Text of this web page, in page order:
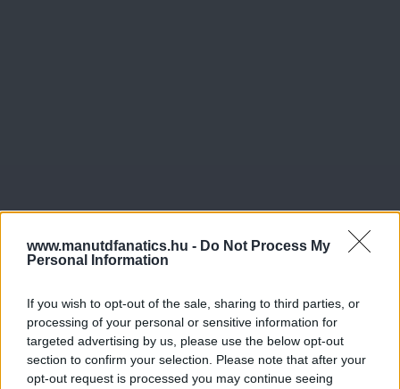
www.manutdfanatics.hu - Do Not Process My
Personal Information
If you wish to opt-out of the sale, sharing to third parties, or
processing of your personal or sensitive information for
targeted advertising by us, please use the below opt-out
section to confirm your selection. Please note that after your
opt-out request is processed you may continue seeing
Meccs Center